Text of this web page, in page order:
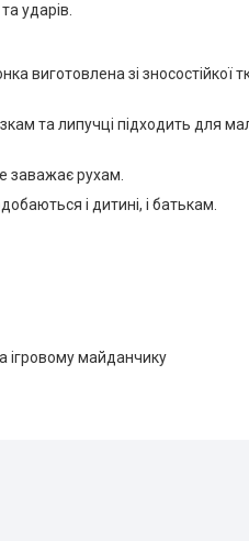
ударів.
виготовлена зі зносостійкої
та липучці підходить для
заважає рухам.
і дитині, і батькам.
ігровому майданчику